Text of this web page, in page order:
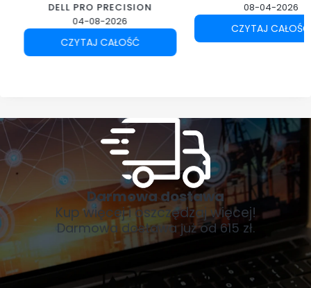
DELL PRO PRECISION
04-08-2026
CZYTAJ CAŁOŚĆ
08-04-2026
CZYTAJ CAŁOŚĆ
Darmowa dostawa
Kup więcej i oszczędzaj więcej!
Darmowa dostawa już od 615 zł.